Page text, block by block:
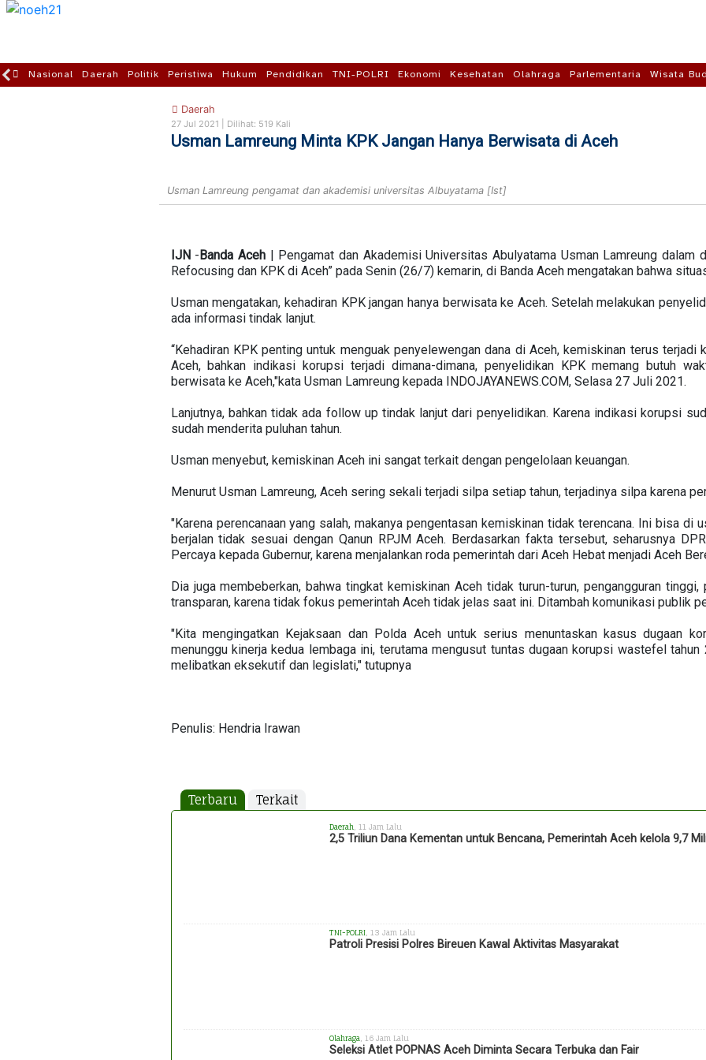
Nasional Daerah Politik Peristiwa Hukum Pendidikan TNI-POLRI Ekonomi Kesehatan Olahraga Parlementaria Wisata
Daerah
27 Jul 2021 | Dilihat: 519 Kali
Usman Lamreung Minta KPK Jangan Hanya Berwisata di Aceh
Usman Lamreung pengamat dan akademisi universitas Albuyatama [Ist]
IJN-Banda Aceh| Pengamat dan Akademisi Universitas Abulyatama Usman Lamreung dalam
Refocusing dan KPK di Aceh” pada Senin (26/7) kemarin, di Banda Aceh mengatakan bahwa
Usman mengatakan, kehadiran KPK jangan hanya berwisata ke Aceh. Setelah melakukan
ada informasi tindak lanjut.
“Kehadiran KPK penting untuk menguak penyelewengan dana di Aceh, kemiskinan terus terjadi
Aceh, bahkan indikasi korupsi terjadi dimana-dimana, penyelidikan KPK memang butuh
berwisata ke Aceh,"kata Usman Lamreung kepada INDOJAYANEWS.COM, Selasa 27 Juli 2021.
Lanjutnya, bahkan tidak ada follow up tindak lanjut dari penyelidikan. Karena indikasi korupsi
sudah menderita puluhan tahun.
Usman menyebut, kemiskinan Aceh ini sangat terkait dengan pengelolaan keuangan.
Menurut Usman Lamreung, Aceh sering sekali terjadi silpa setiap tahun, terjadinya silpa karena
"Karena perencanaan yang salah, makanya pengentasan kemiskinan tidak terencana. Ini bisa di
berjalan tidak sesuai dengan Qanun RPJM Aceh. Berdasarkan fakta tersebut, seharusnya
Percaya kepada Gubernur, karena menjalankan roda pemerintah dari Aceh Hebat menjadi Aceh
Dia juga membeberkan, bahwa tingkat kemiskinan Aceh tidak turun-turun, pengangguran
transparan, karena tidak fokus pemerintah Aceh tidak jelas saat ini. Ditambah komunikasi publik
"Kita mengingatkan Kejaksaan dan Polda Aceh untuk serius menuntaskan kasus dugaan
menunggu kinerja kedua lembaga ini, terutama mengusut tuntas dugaan korupsi wastefel
melibatkan eksekutif dan legislati," tutupnya
Penulis: Hendria Irawan
Terbaru Terkait
Daerah , 11 Jam Lalu
2,5 Triliun Dana Kementan untuk Bencana, Pemerintah Aceh kelola 9,7
TNI-POLRI , 13 Jam Lalu
Patroli Presisi Polres Bireuen Kawal Aktivitas Masyarakat
Olahraga , 16 Jam Lalu
Seleksi Atlet POPNAS Aceh Diminta Secara Terbuka dan Fair